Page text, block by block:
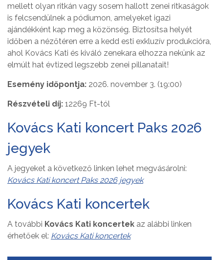
mellett olyan ritkán vagy sosem hallott zenei ritkaságok
is felcsendülnek a pódiumon, amelyeket igazi
ajándékként kap meg a közönség. Biztosítsa helyét
időben a nézőtéren erre a kedd esti exkluzív produkcióra,
ahol Kovács Kati és kiváló zenekara elhozza nekünk az
elmúlt hat évtized legszebb zenei pillanatait!
Esemény időpontja: 2026. november 3. (19:00)
Részvételi díj: 12269 Ft-tól
Kovács Kati koncert Paks 2026
jegyek
A jegyeket a következő linken lehet megvásárolni:
Kovács Kati koncert Paks 2026 jegyek
Kovács Kati koncertek
A további Kovács Kati koncertek az alábbi linken
érhetőek el: Kovács Kati koncertek